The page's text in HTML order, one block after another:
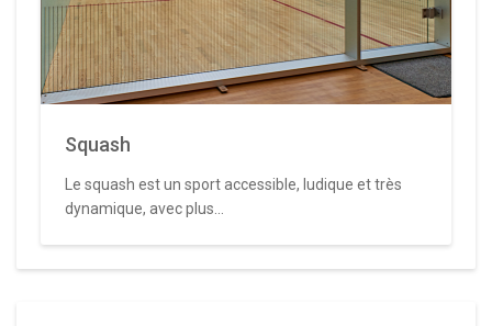
Squash
Le squash est un sport accessible, ludique et très
dynamique, avec plus...